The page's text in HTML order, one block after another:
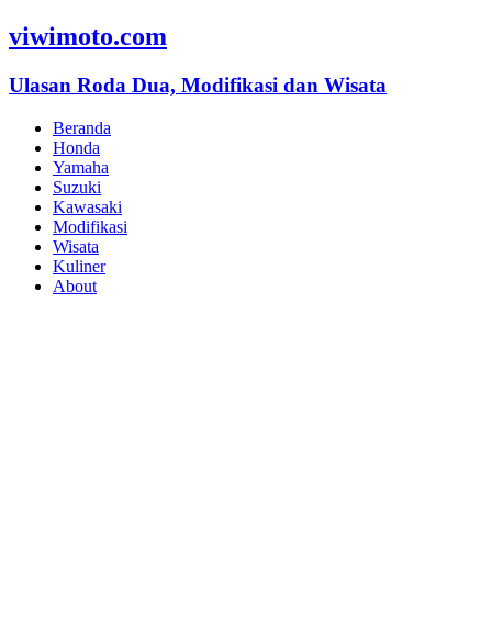
viwimoto.com
Ulasan Roda Dua, Modifikasi dan Wisata
Beranda
Honda
Yamaha
Suzuki
Kawasaki
Modifikasi
Wisata
Kuliner
About